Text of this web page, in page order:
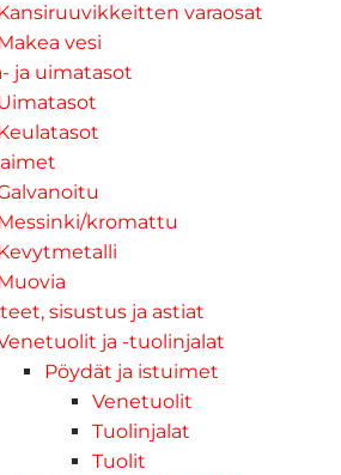
varaosat
vesi
ja uimatasot
kromattu
sisustus ja astiat
ja -tuolinjalat
Pöydät ja istuimet
Venetuolit
Tuolinjalat
Tuolit